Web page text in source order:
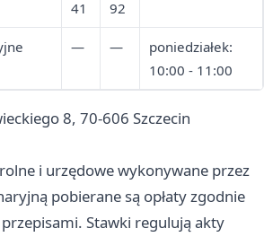
41
92
— —
poniedziałek:
10:00 - 11:00
8, 70-606 Szczecin
i urzędowe wykonywane przez
pobierane są opłaty zgodnie
Stawki regulują akty